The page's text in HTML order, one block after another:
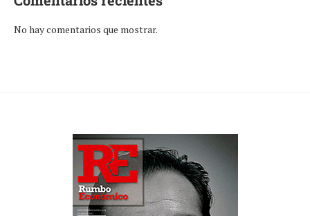
No hay comentarios que mostrar.